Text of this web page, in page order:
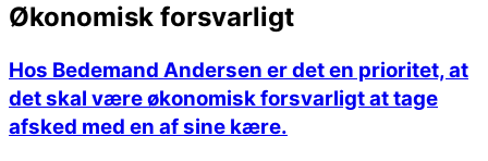
Økonomisk forsvarligt
Hos Bedemand Andersen er det en prioritet, at
det skal være økonomisk forsvarligt at tage
afsked med en af sine kære.